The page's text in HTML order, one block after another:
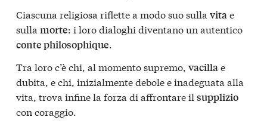
Ciascuna religiosa riflette a modo suo sulla vitae
sulla morte: i loro dialoghi diventano un autentico
conte philosophique.
Tra loro c’è chi, al momento supremo, vacilla e
dubita, e chi, inizialmente debole e inadeguata alla
vita, trova infine la forza di affrontare il supplizio
con coraggio.